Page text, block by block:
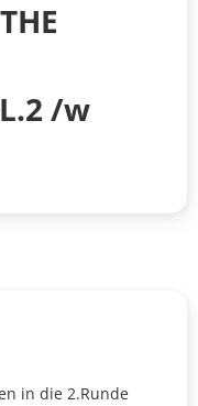
/w
in die 2.Runde